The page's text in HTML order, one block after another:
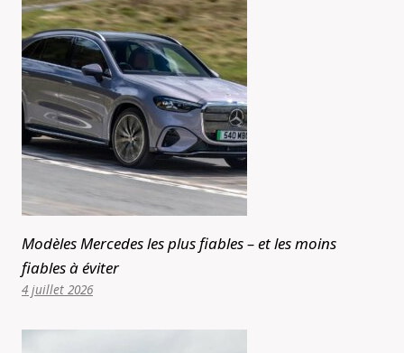
Modèles Mercedes les plus fiables – et les moins
fiables à éviter
4 juillet 2026